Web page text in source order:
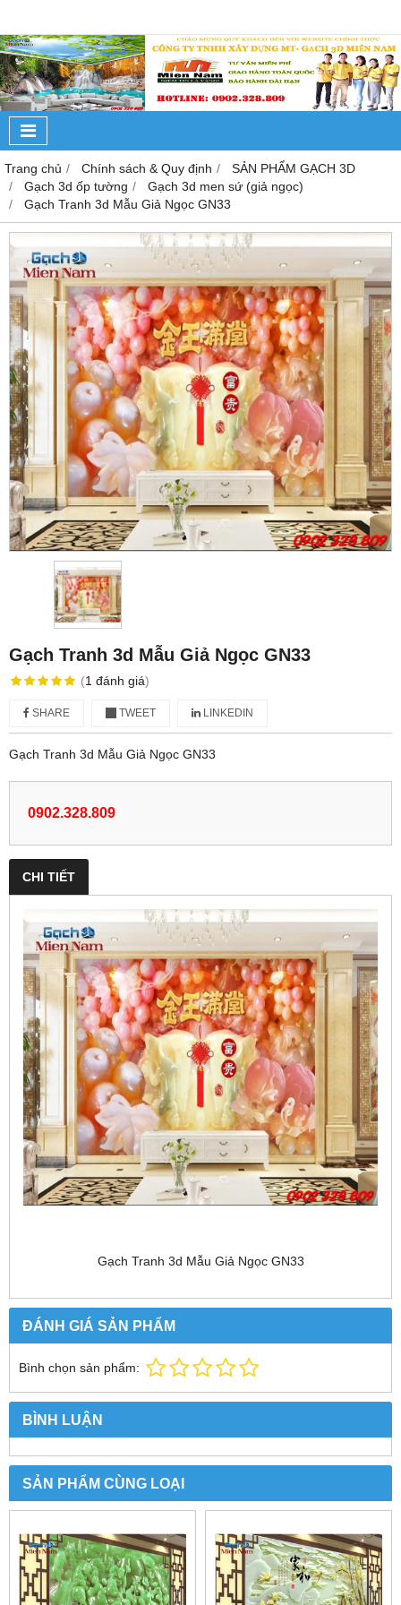
Trang chủ Chính sách & Quy định
SẢN PHẨM GẠCH 3D
Gạch 3d ốp tường
Gạch 3d men sứ (giả ngọc)
Gạch Tranh 3d Mẫu Giả Ngọc GN33
Gạch Tranh 3d Mẫu Giả Ngọc GN33
(1 đánh giá)
SHARE TWEET LINKEDIN
Gạch Tranh 3d Mẫu Giả Ngọc GN33
0902.328.809
CHI TIẾT
Gạch Tranh 3d Mẫu Giả Ngọc GN33
ĐÁNH GIÁ SẢN PHẨM
Bình chọn sản phẩm:
BÌNH LUẬN
SẢN PHẨM CÙNG LOẠI